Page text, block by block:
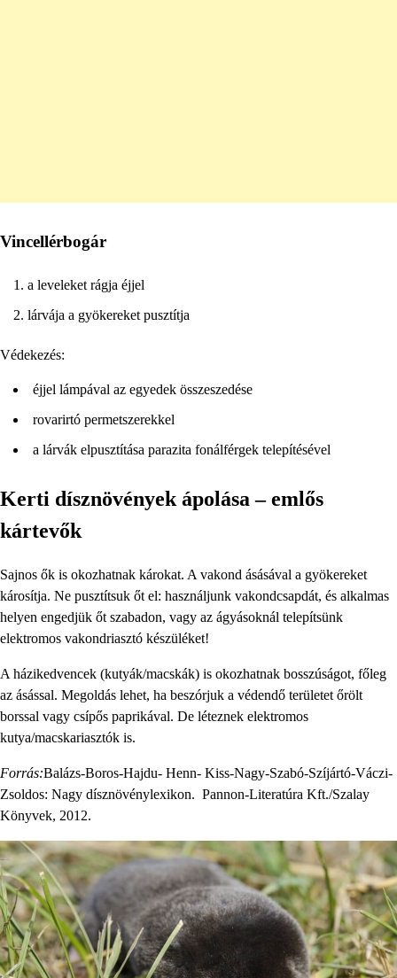
Vincellérbogár
a leveleket rágja éjjel
lárvája a gyökereket pusztítja
Védekezés:
éjjel lámpával az egyedek összeszedése
rovarirtó permetszerekkel
a lárvák elpusztítása parazita fonálférgek telepítésével
Kerti dísznövények ápolása – emlős
kártevők
Sajnos ők is okozhatnak károkat. A vakond ásásával a gyökereket
károsítja. Ne pusztítsuk őt el: használjunk vakondcsapdát, és alkalmas
helyen engedjük őt szabadon, vagy az ágyásoknál telepítsünk
elektromos vakondriasztó készüléket!
A házikedvencek (kutyák/macskák) is okozhatnak bosszúságot, főleg
az ásással. Megoldás lehet, ha beszórjuk a védendő területet őrölt
borssal vagy csípős paprikával. De léteznek elektromos
kutya/macskariasztók is.
Forrás:Balázs-Boros-Hajdu- Henn- Kiss-Nagy-Szabó-Szíjártó-Váczi-
Zsoldos: Nagy dísznövénylexikon. Pannon-Literatúra Kft./Szalay
Könyvek, 2012.